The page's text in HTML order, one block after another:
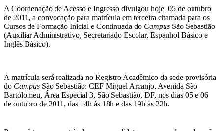
A Coordenação de Acesso e Ingresso divulgou hoje, 05 de outubro
de 2011, a convocação para matrícula em terceira chamada para os
Cursos de Formação Inicial e Continuada do Campus São Sebastião
(Auxiliar Administrativo, Secretariado Escolar, Espanhol Básico e
Inglês Básico).
A matrícula será realizada no Registro Acadêmico da sede provisória
do Campus São Sebastião: CEF Miguel Arcanjo, Avenida São
Bartolomeu, Área Especial 3, São Sebastião, DF, nos dias 05 e 06
de outubro de 2011, das 14h às 18h e das 19h às 22h.